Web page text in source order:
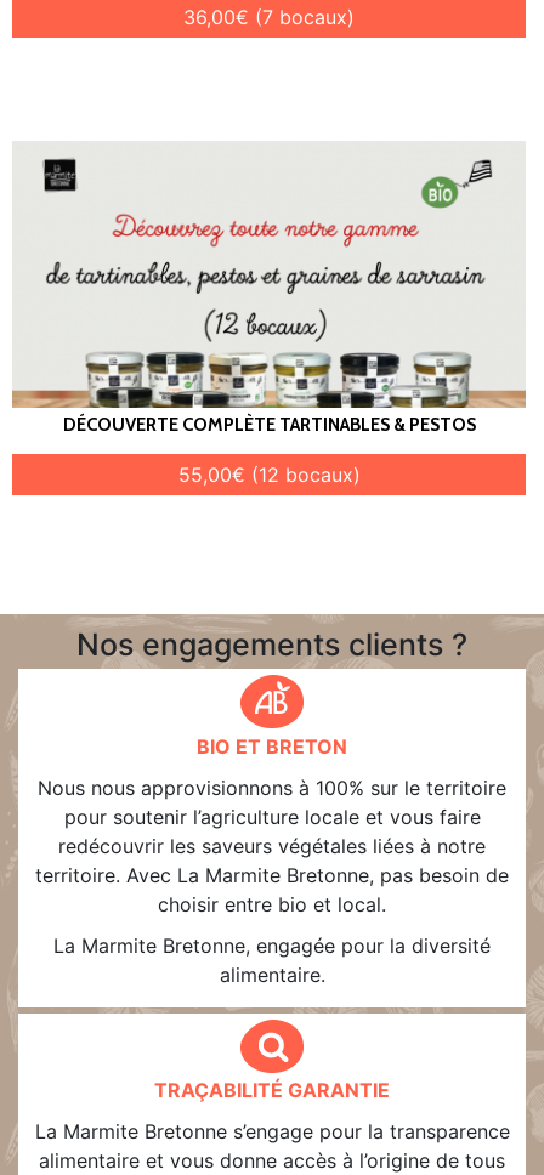
36,00€ (7 bocaux)
DÉCOUVERTE COMPLÈTE TARTINABLES & PESTOS
55,00€ (12 bocaux)
Nos engagements clients ?
BIO ET BRETON
Nous nous approvisionnons à 100% sur le territoire
pour soutenir l’agriculture locale et vous faire
redécouvrir les saveurs végétales liées à notre
territoire. Avec La Marmite Bretonne, pas besoin de
choisir entre bio et local.
La Marmite Bretonne, engagée pour la diversité
alimentaire.
TRAÇABILITÉ GARANTIE
La Marmite Bretonne s’engage pour la transparence
alimentaire et vous donne accès à l’origine de tous